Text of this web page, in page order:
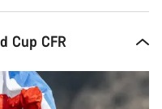
Cup CFR